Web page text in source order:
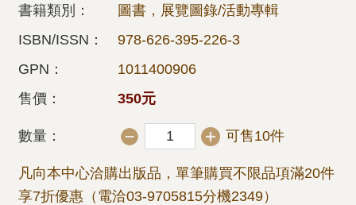
書籍類別：
圖書，展覽圖錄/活動專輯
ISBN/ISSN：
978-626-395-226-3
GPN：
1011400906
售價：
350元
數量： 可售10件
凡向本中心洽購出版品，單筆購買不限品項滿20件
享7折優惠（電洽03-9705815分機2349）